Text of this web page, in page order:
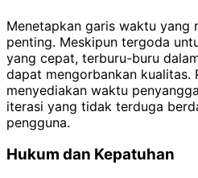
Menetapkan garis waktu yang
penting. Meskipun tergoda
yang cepat, terburu-buru
dapat mengorbankan kualitas.
menyediakan waktu
iterasi yang tidak terduga
pengguna.
Hukum dan Kepatuhan